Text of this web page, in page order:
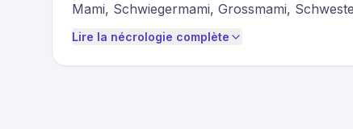
Mami, Schwiegermami, Grossmami,
Müller.
Jahrelang hast du den Kampf gegen Deine
Lire la nécrologie complète